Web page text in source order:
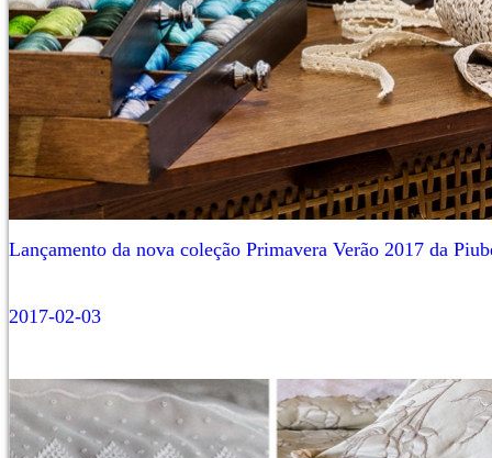
Lançamento da nova coleção Primavera Verão 2017 da
2017-02-03